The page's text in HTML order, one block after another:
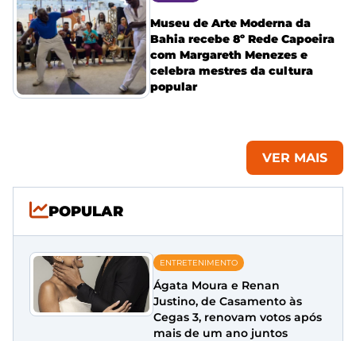
Museu de Arte Moderna da
Bahia recebe 8º Rede Capoeira
com Margareth Menezes e
celebra mestres da cultura
popular
VER MAIS
POPULAR
ENTRETENIMENTO
Ágata Moura e Renan
Justino, de Casamento às
Cegas 3, renovam votos após
mais de um ano juntos